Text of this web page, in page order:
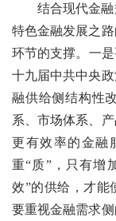
结合现代金
特色金融发展之
环节的支撑。一是
十九届中共中央
融供给侧结构性
系、市场体系、
更有效率的金融
重“质”，只有增
效”的供给，才能
要重视金融需求